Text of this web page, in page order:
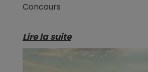
Concours
Lire la suite